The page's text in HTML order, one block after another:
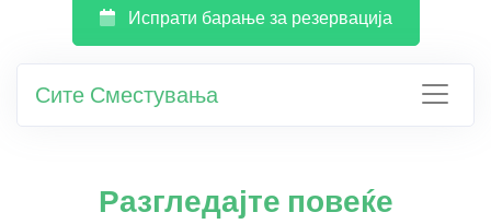
Испрати барање за резервација
Сите Сместувања
Разгледајте повеќе